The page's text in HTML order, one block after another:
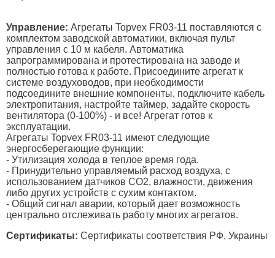
Управление: Агрегаты Topvex FR03-11 поставляются с
комплектом заводской автоматики, включая пульт
управления с 10 м кабеля. Автоматика
запрограммирована и протестирована на заводе и
полностью готова к работе. Присоедините агрегат к
системе воздуховодов, при необходимости
подсоедините внешние компоненты, подключите кабель
электропитания, настройте таймер, задайте скорость
вентилятора (0-100%) - и все! Агрегат готов к
эксплуатации.
Агрегаты Topvex FR03-11 имеют следующие
энергосберегающие функции:
- Утилизация холода в теплое время года.
- Принудительно управляемый расход воздуха, с
использованием датчиков CO2, влажности, движения
либо других устройств с сухим контактом.
- Общий сигнал аварии, который дает возможность
центрально отслеживать работу многих агрегатов.
Сертификаты: Сертификаты соответствия РФ, Украины